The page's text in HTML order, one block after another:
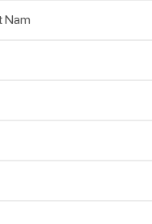
Nam